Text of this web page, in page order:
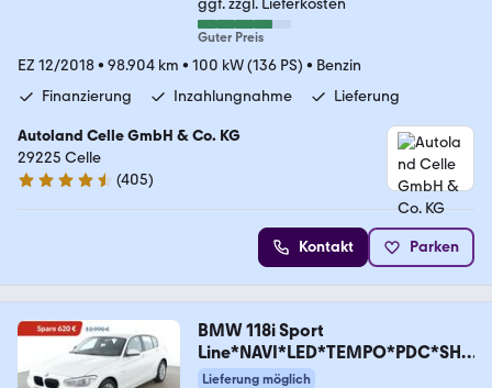
ggf. zzgl. Lieferkosten
Guter Preis
EZ 12/2018• 98.904 km • 100 kW (136 PS) • Benzin
Finanzierung
Inzahlungnahme Lieferung
Autoland Celle GmbH & Co. KG
29225 Celle
4.4 Sterne
(405)
Kontakt Parken
BMW 118i Sport
Line*NAVI*LED*TEMPO*PDC*SHZ
*Lieferung möglich